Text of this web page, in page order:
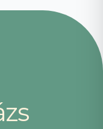
zs